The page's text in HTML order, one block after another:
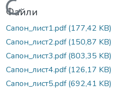
Вантажиться...
Файли
Cапон_лист1.pdf(177,42 KB)
Cапон_лист2.pdf(150,87 KB)
Cапон_лист3.pdf(803,35 KB)
Cапон_лист4.pdf(126,17 KB)
Cапон_лист5.pdf(692,41 KB)